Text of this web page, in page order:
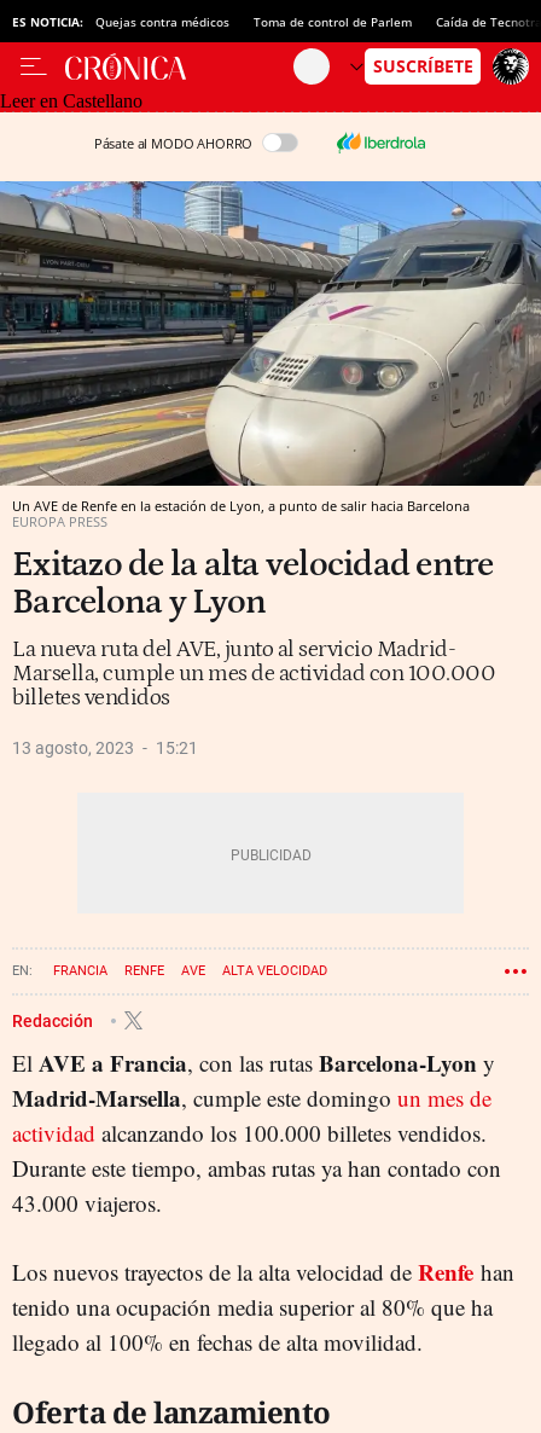
ES NOTICIA: Quejas contra médicos Toma de control de Parlem Caída de
Leer en Castellano
Pásate al MODO AHORRO
Un AVE de Renfe en la estación de Lyon, a punto de salir hacia Barcelona
EUROPA PRESS
Exitazo de la alta velocidad entre
Barcelona y Lyon
La nueva ruta del AVE, junto al servicio Madrid-
Marsella, cumple un mes de actividad con 100.000
billetes vendidos
13 agosto, 2023 15:21
FRANCIA RENFE AVE ALTA VELOCIDAD
Redacción
El AVE a Francia, con las rutas Barcelona-Lyon y
Madrid-Marsella, cumple este domingo un mes de
actividad alcanzando los 100.000 billetes vendidos.
Durante este tiempo, ambas rutas ya han contado con
43.000 viajeros.
Los nuevos trayectos de la alta velocidad de Renfe han
tenido una ocupación media superior al 80% que ha
llegado al 100% en fechas de alta movilidad.
Oferta de lanzamiento